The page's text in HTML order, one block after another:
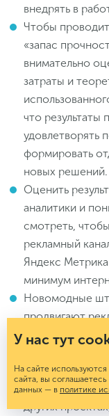
внедрять в
Чтобы
«запас
внимательно
затраты и
что
удовлетворять
формировать
новых решений.
Оценить
аналитики и
смотреть,
рекламный
Яндекс
минимум
Новомодные
продвигают
работают так,
идет о
стратегии,
других
У нас тут
На сайте
сайта, вы
данных — в политике